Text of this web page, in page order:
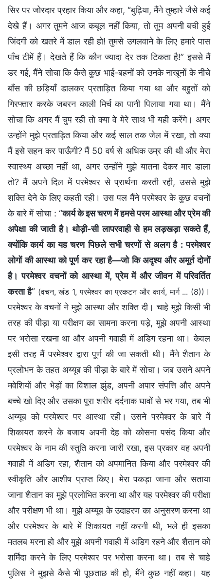
सिर पर जोरदार प्रहार किया और कहा, “बुढ़िया, मैंने तुम्हारे जैसे कई
देखे हैं। अगर तुमने आज कबूल नहीं किया, तो तुम अपनी बची हुई
जिंदगी को खतरे में डाल रही हो! तुमसे उगलवाने के लिए हमारे पास
पाँच टीमें हैं। देखते हैं कि कौन ज्यादा देर तक टिकता है!” इससे मैं
डर गई, मैंने सोचा कि कैसे कुछ भाई-बहनों को उनके नाखूनों के नीचे
बाँस की छड़ियाँ डालकर प्रताड़ित किया गया था और बहुतों को
गिरफ्तार करके जबरन काली मिर्च का पानी पिलाया गया था। मैंने
सोचा कि अगर मैं चुप रही तो क्या वे मेरे साथ भी यही करेंगे। अगर
उन्होंने मुझे प्रताड़ित किया और कई साल तक जेल में रखा, तो क्या
मैं इसे सहन कर पाऊँगी? मैं 50 वर्ष से अधिक उम्र की थी और मेरा
स्वास्थ्य अच्छा नहीं था, अगर उन्होंने मुझे यातना देकर मार डाला
तो? मैं अपने दिल में परमेश्वर से प्रार्थना करती रही, उससे मुझे
शक्ति देने के लिए कहती रही। उस पल मैंने परमेश्वर के कुछ वचनों
के बारे में सोचा : “कार्य के इस चरण में हमसे परम आस्था और प्रेम की
अपेक्षा की जाती है। थोड़ी-सी लापरवाही से हम लड़खड़ा सकते हैं,
क्योंकि कार्य का यह चरण पिछले सभी चरणों से अलग है : परमेश्वर
लोगों की आस्था को पूर्ण कर रहा है—जो कि अदृश्य और अमूर्त दोनों
है। परमेश्वर वचनों को आस्था में, प्रेम में और जीवन में परिवर्तित
करता है” (वचन, खंड 1, परमेश्वर का प्रकटन और कार्य, मार्ग ... (8)) ।
परमेश्वर के वचनों ने मुझे आस्था और शक्ति दी। चाहे मुझे किसी भी
तरह की पीड़ा या परीक्षण का सामना करना पड़े, मुझे अपनी आस्था
पर भरोसा रखना था और अपनी गवाही में अडिग रहना था। केवल
इसी तरह मैं परमेश्वर द्वारा पूर्ण की जा सकती थी। मैंने शैतान के
प्रलोभन के तहत अय्यूब की पीड़ा के बारे में सोचा। जब उसने अपने
मवेशियों और भेड़ों का विशाल झुंड, अपनी अपार संपत्ति और अपने
बच्चे खो दिए और उसका पूरा शरीर दर्दनाक घावों से भर गया, तब भी
अय्यूब को परमेश्वर पर आस्था रही। उसने परमेश्वर के बारे में
शिकायत करने के बजाय अपनी देह को कोसना पसंद किया और
परमेश्वर के नाम की स्तुति करना जारी रखा, इस प्रकार वह अपनी
गवाही में अडिग रहा, शैतान को अपमानित किया और परमेश्वर की
स्वीकृति और आशीष प्राप्त किए। मेरा पकड़ा जाना और सताया
जाना शैतान का मुझे प्रलोभित करना था और यह परमेश्वर की परीक्षा
और परीक्षण भी था। मुझे अय्यूब के उदाहरण का अनुसरण करना था
और परमेश्वर के बारे में शिकायत नहीं करनी थी, भले ही इसका
मतलब मरना हो और मुझे अपनी गवाही में अडिग रहने और शैतान को
शर्मिंदा करने के लिए परमेश्वर पर भरोसा करना था। तब से चाहे
पुलिस ने मुझसे कैसे भी पूछताछ की हो, मैंने कुछ नहीं कहा। यह